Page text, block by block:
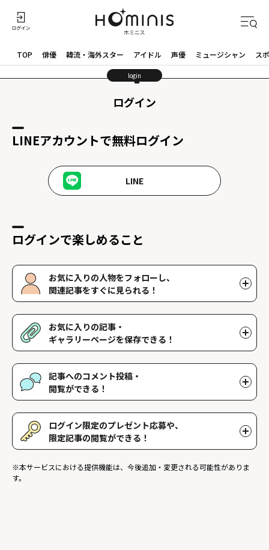
TOP 俳優 韓流・海外スター アイドル 声優 ミュージシャン ス
login
ログイン
LINEアカウントで無料ログイン
LINE
ログインで楽しめること
お気に入りの人物をフォローし、
関連記事をすぐに見られる！
好きな人物をフォローすることで、マイページで好きな人物の関連
記事を閲覧することができます。好きな人物一覧はマイページで確
認できます。
お気に入りの記事・
ギャラリーページを保存できる！
好きな記事やギャラリーページを保存し、マイページでいつでも閲
覧することができます。
記事へのコメント投稿・
閲覧ができる！
記事に対して応援や感想などのコメントができ、他のファンが投稿
したコメントを読むことができます。
ログイン限定のプレゼント応募や、
限定記事の閲覧ができる！
た、ログイン限定記事を閲覧することができます。
※本サービスにおける提供機能は、今後追加・変更される可能性がありま
す。